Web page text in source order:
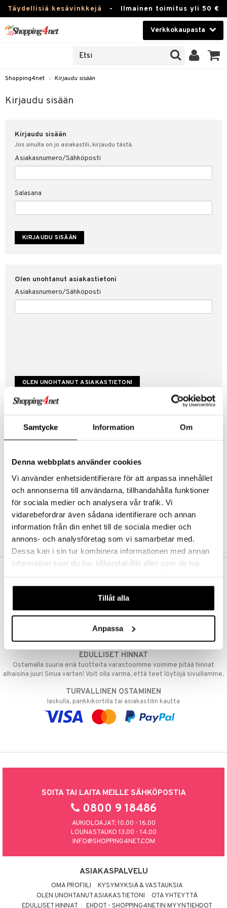
Samtycke Information Om
Denna webbplats använder cookies
Vi använder enhetsidentifierare för att anpassa innehållet
och annonserna till användarna, tillhandahålla funktioner
för sociala medier och analysera vår trafik. Vi
vidarebefordrar även sådana identifierare och annan
information från din enhet till de sociala medier och
annons- och analysföretag som vi samarbetar med.
Dessa kan i sin tur kombinera informationen med annan
information som du har tillhandahållit eller som de har
våra cookies vid fortsatt användande av vår webbplats.
Tillåt alla
Anpassa
Täydellisiä kesävinkkejä - Ilmainen toimitus yli 50 €
Verkkokaupasta
Piilolinssit
Luontaistuotteet
Fitness
Koti & Sisustus
Lelut, Lapsi & Vauva
Tuotemerkkejä
Shopping4net » Kirjaudu sisään
Kirjaudu sisään
Kirjaudu sisään
Jos sinulla on jo asiakastili, kirjaudu tästä.
Asiakasnumero/Sähköposti
Salasana
Olen unohtanut asiakastietoni
Asiakasnumero/Sähköposti
Luo uusi asiakas
Hyviä tarjouksia
Kestotilaus
Arvostele tuotteita
Toivelistat
LUO ASIAKAS
sisään
& vastauksia
myyntiehdot
suojaus
Aina maksuton vaihtoehto, huolimatta siitä ostatko yksittäisen
tuotteen tai koko tilauksellesi joka ylittää 50 €.
NOPEAT TOIMITUKSET
Ennen kello 13.00 tehdyt tilaukset lähetetään normaalisti samana
EDULLISET HINNAT
Ostamalla suuria eriä tuotteita varastoomme voimme pitää hinnat
alhaisina juuri Sinua varten! Voit olla varma, että teet löytöjä sivuillamme.
TURVALLINEN OSTAMINEN
laskulla, pankkikortilla tai asiakastilin kautta
SOITA TAI LAITA MEILLE SÄHKÖPOSTIA
0800 9 18486
AUKIOLOAJAT: 10.00 - 16.00
LOUNASTAUKO 13.00 - 14.00
INFO@SHOPPING4NET.COM
ASIAKASPALVELU
OMA PROFIILI
KYSYMYKSIÄ & VASTAUKSIA
OLEN UNOHTANUT ASIAKASTIETONI
OTA YHTEYTTÄ
EDULLISET HINNAT
EHDOT - SHOPPING4NETIN MYYNTIEHDOT